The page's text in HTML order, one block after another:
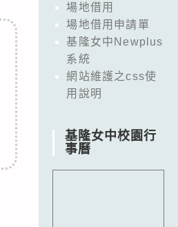
場地借用
場地借用申請單
基隆女中Newplus
系統
網站維護之css使
用說明
基隆女中校園行
事曆